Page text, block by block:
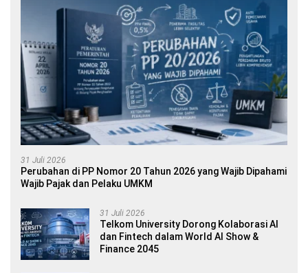
31 Juli 2026
Perubahan di PP Nomor 20 Tahun 2026 yang Wajib Dipahami
Wajib Pajak dan Pelaku UMKM
31 Juli 2026
Telkom University Dorong Kolaborasi AI
dan Fintech dalam World AI Show &
Finance 2045